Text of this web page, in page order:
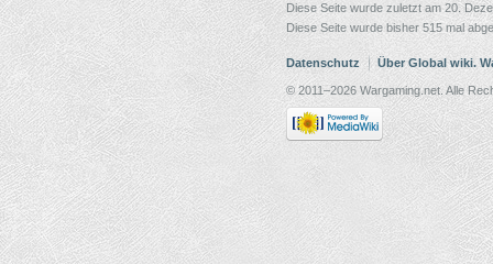
Diese Seite wurde zuletzt am 20.
Diese Seite wurde bisher 515 mal
Datenschutz Über Global wiki.
© 2011–2026 Wargaming.net. Alle